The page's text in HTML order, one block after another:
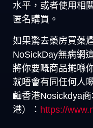
水平，或者使用相
匿名購買。
如果驚去藥房買藥
NoSickDay無病網
將你要嘅商品擺喺
就唔會有同任何人
🛍️香港Nosickdya商
港）： https://